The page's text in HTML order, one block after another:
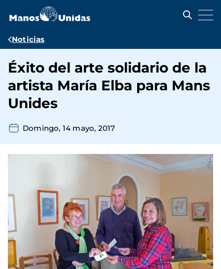
contenido
Ruta
navegación
Noticias
Éxito del arte solidario de la
artista María Elba para Mans
Unides
Domingo, 14 mayo, 2017